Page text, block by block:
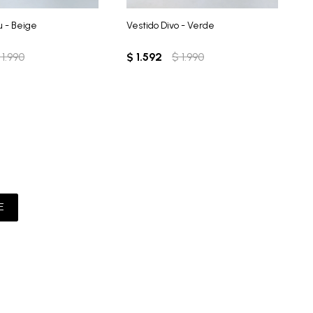
- Beige
1.990
Vestido Divo - Verde
$ 1.592 $ 1.990